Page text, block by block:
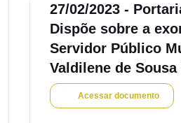
27/02/2023 -
Dispõe sobre a
Servidor Público
Valdilene de Sousa
Acessar documento